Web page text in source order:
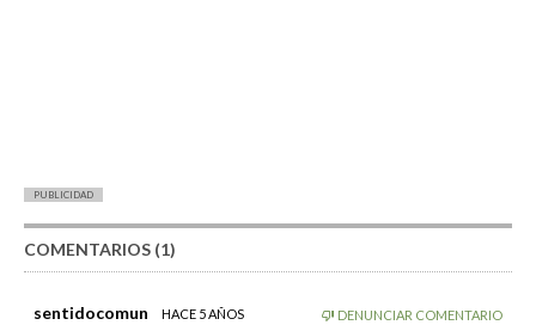
PUBLICIDAD
COMENTARIOS (1)
sentidocomun HACE 5 AÑOS DENUNCIAR COMENTARIO